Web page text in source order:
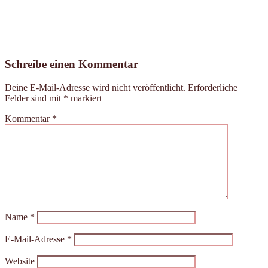
Schreibe einen Kommentar
Deine E-Mail-Adresse wird nicht veröffentlicht. Erforderliche
Felder sind mit * markiert
Kommentar *
Name *
E-Mail-Adresse *
Website